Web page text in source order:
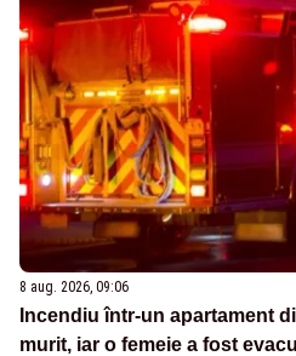
8 aug. 2026, 09:06
Incendiu într-un apartament
murit, iar o femeie a fost